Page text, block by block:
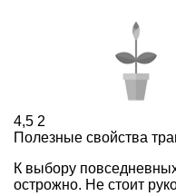
4,5 2
Полезные свойства
К выбору
острожно. Не стоит